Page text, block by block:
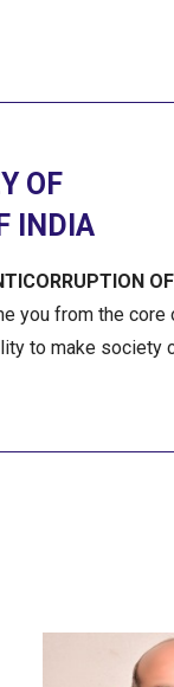
OF
INDIA
you from the core
to make society